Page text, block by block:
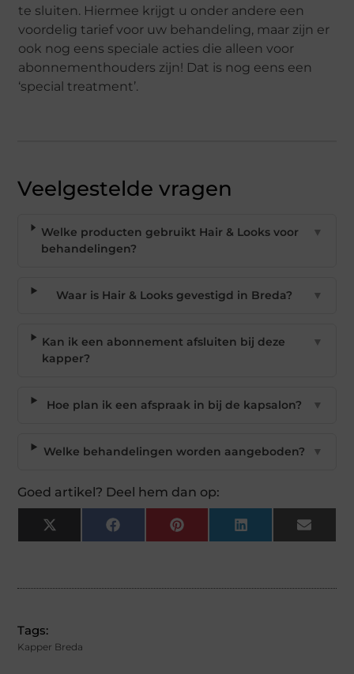
te sluiten. Hiermee krijgt u onder andere een
voordelig tarief voor uw behandeling, maar zijn er
ook nog eens speciale acties die alleen voor
abonnementhouders zijn! Dat is nog eens een
‘special treatment’.
Veelgestelde vragen
Welke producten gebruikt Hair & Looks voor
behandelingen?
▼
Waar is Hair & Looks gevestigd in Breda? ▼
Kan ik een abonnement afsluiten bij deze
kapper?
▼
Hoe plan ik een afspraak in bij de kapsalon? ▼
Welke behandelingen worden aangeboden? ▼
Goed artikel? Deel hem dan op:
X
(Twitter)
Facebook Pinterest LinkedIn Email
Tags:
Kapper Breda